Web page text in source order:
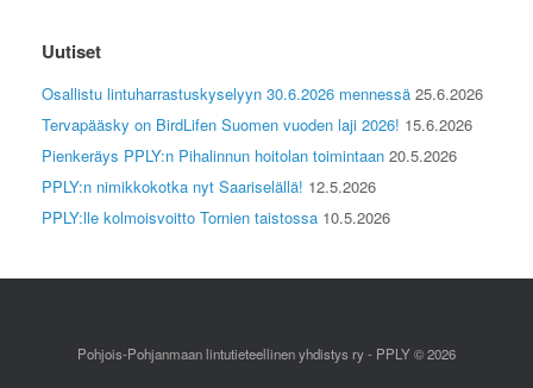
Uutiset
Osallistu lintuharrastuskyselyyn 30.6.2026 mennessä 25.6.2026
Tervapääsky on BirdLifen Suomen vuoden laji 2026! 15.6.2026
Pienkeräys PPLY:n Pihalinnun hoitolan toimintaan 20.5.2026
PPLY:n nimikkokotka nyt Saariselällä! 12.5.2026
PPLY:lle kolmoisvoitto Tornien taistossa 10.5.2026
Pohjois-Pohjanmaan lintutieteellinen yhdistys ry - PPLY © 2026